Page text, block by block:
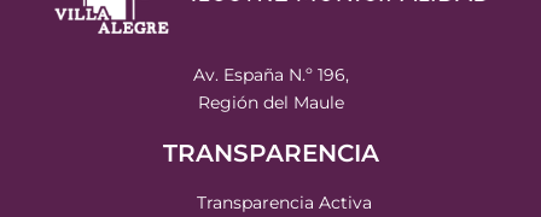
Av. España N.º 196,
Región del Maule
TRANSPARENCIA
Transparencia Activa